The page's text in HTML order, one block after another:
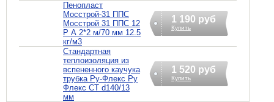
Пенопласт
Мосстрой-31 ППС
Мосстрой 31 ППС 12
Р А 2*2 м/70 мм 12.5
кг/м3
1 190 руб
Купить
Стандартная
теплоизоляция из
вспененного каучука
трубка Ру-Флекс Ру
Флекс СТ d140/13
мм
1 520 руб
Купить